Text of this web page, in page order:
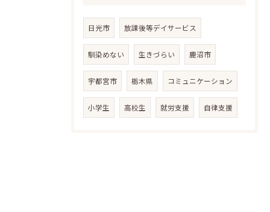
日光市 放課後等デイサービス
馴染めない 生きづらい 鹿沼市
宇都宮市 栃木県 コミュニケーション
小学生 高校生 就労支援 自律支援